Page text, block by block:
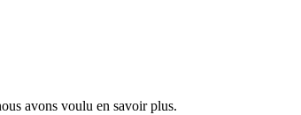
avons voulu en savoir plus.